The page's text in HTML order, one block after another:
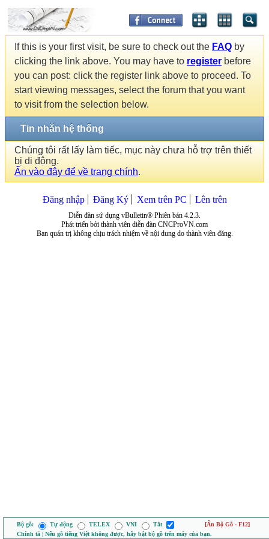
If this is your first visit, be sure to check out the FAQ by
clicking the link above. You may have to register before
you can post: click the register link above to proceed. To
start viewing messages, select the forum that you want
to visit from the selection below.
Tin nhắn hệ thống
Chúng tôi rất lấy làm tiếc, mục này chưa hỗ trợ trên thiết
bị di động.
Ấn vào đây để về trang chính.
Đăng nhập Đăng Ký Xem trên PC Lên trên
Diễn đàn sử dụng vBulletin® Phiên bản 4.2.3.
Phát triển bởi thành viên diễn đàn CNCProVN.com
Ban quản trị không chịu trách nhiệm về nội dung do thành viên đăng.
Bộ gõ: Tự động TELEX VNI Tắt
[Ẩn Bộ Gõ - F12]
Chính tả | Nếu gõ tiếng Việt không được, hãy bật bộ gõ trên máy của bạn.